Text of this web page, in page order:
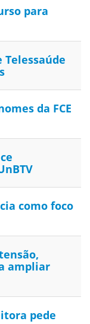
para
Telessaúde
da FCE
como foco
ampliar
pede